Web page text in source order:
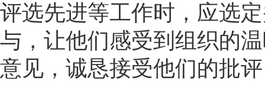
评选先进等工作时，应选
与，让他们感受到组织的
意见，诚恳接受他们的批